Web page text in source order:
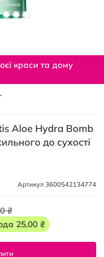
краси та дому
Aloe Hydra Bomb
до сухості
Артикул 3600542134774
₴
25,00 ₴